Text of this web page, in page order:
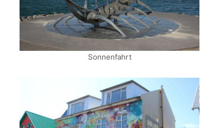
Sonnenfahrt